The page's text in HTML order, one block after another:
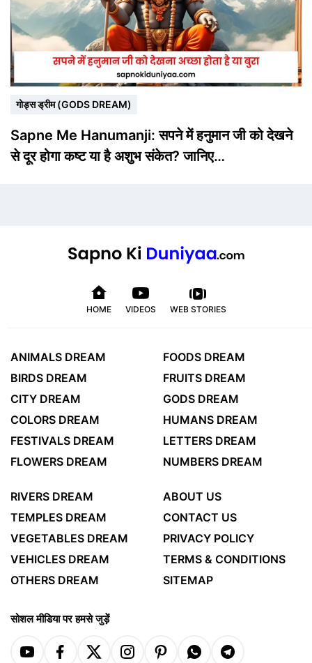
गोड्स ड्रीम (GODS DREAM)
Sapne Me Hanumanji: सपने में हनुमान जी को देखने
से दूर होगा कष्ट या है अशुभ संकेत? जानिए…
HOME VIDEOS WEB STORIES
ANIMALS DREAM
BIRDS DREAM
CITY DREAM
COLORS DREAM
FESTIVALS DREAM
FLOWERS DREAM
FOODS DREAM
FRUITS DREAM
GODS DREAM
HUMANS DREAM
LETTERS DREAM
NUMBERS DREAM
RIVERS DREAM
TEMPLES DREAM
VEGETABLES DREAM
VEHICLES DREAM
OTHERS DREAM
ABOUT US
CONTACT US
PRIVACY POLICY
TERMS & CONDITIONS
SITEMAP
सोशल मीडिया पर हमसे जुड़ें